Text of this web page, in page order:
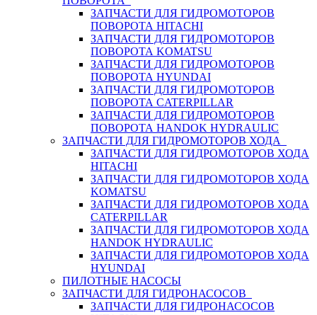
ЗАПЧАСТИ ДЛЯ ГИДРОМОТОРОВ
ПОВОРОТА HITACHI
ЗАПЧАСТИ ДЛЯ ГИДРОМОТОРОВ
ПОВОРОТА KOMATSU
ЗАПЧАСТИ ДЛЯ ГИДРОМОТОРОВ
ПОВОРОТА HYUNDAI
ЗАПЧАСТИ ДЛЯ ГИДРОМОТОРОВ
ПОВОРОТА CATERPILLAR
ЗАПЧАСТИ ДЛЯ ГИДРОМОТОРОВ
ПОВОРОТА HANDOK HYDRAULIC
ЗАПЧАСТИ ДЛЯ ГИДРОМОТОРОВ ХОДА
ЗАПЧАСТИ ДЛЯ ГИДРОМОТОРОВ ХОДА
HITACHI
ЗАПЧАСТИ ДЛЯ ГИДРОМОТОРОВ ХОДА
KOMATSU
ЗАПЧАСТИ ДЛЯ ГИДРОМОТОРОВ ХОДА
CATERPILLAR
ЗАПЧАСТИ ДЛЯ ГИДРОМОТОРОВ ХОДА
HANDOK HYDRAULIC
ЗАПЧАСТИ ДЛЯ ГИДРОМОТОРОВ ХОДА
HYUNDAI
ПИЛОТНЫЕ НАСОСЫ
ЗАПЧАСТИ ДЛЯ ГИДРОНАСОСОВ
ЗАПЧАСТИ ДЛЯ ГИДРОНАСОСОВ